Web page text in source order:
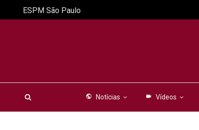
public Notícias videocam Vídeos
ESPM São Paulo